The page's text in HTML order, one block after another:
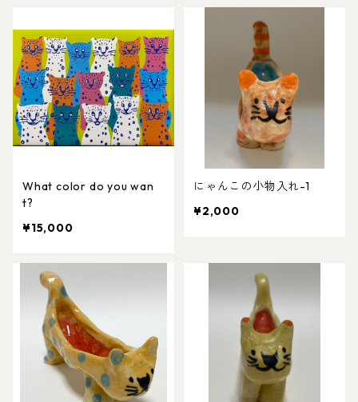
What color do you wan
t?
¥15,000
にゃんこの小物入れ-1
¥2,000